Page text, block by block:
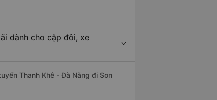
dành cho cặp đôi, xe
Thanh Khê - Đà Nẵng đi Sơn